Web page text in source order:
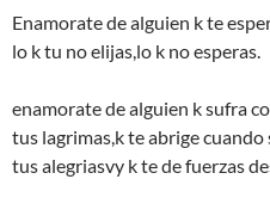
Enamorate de alguien k te
lo k tu no elijas,lo k no esperas.
enamorate de alguien k sufra
tus lagrimas,k te abrige cuando
tus alegriasvy k te de fuerzas